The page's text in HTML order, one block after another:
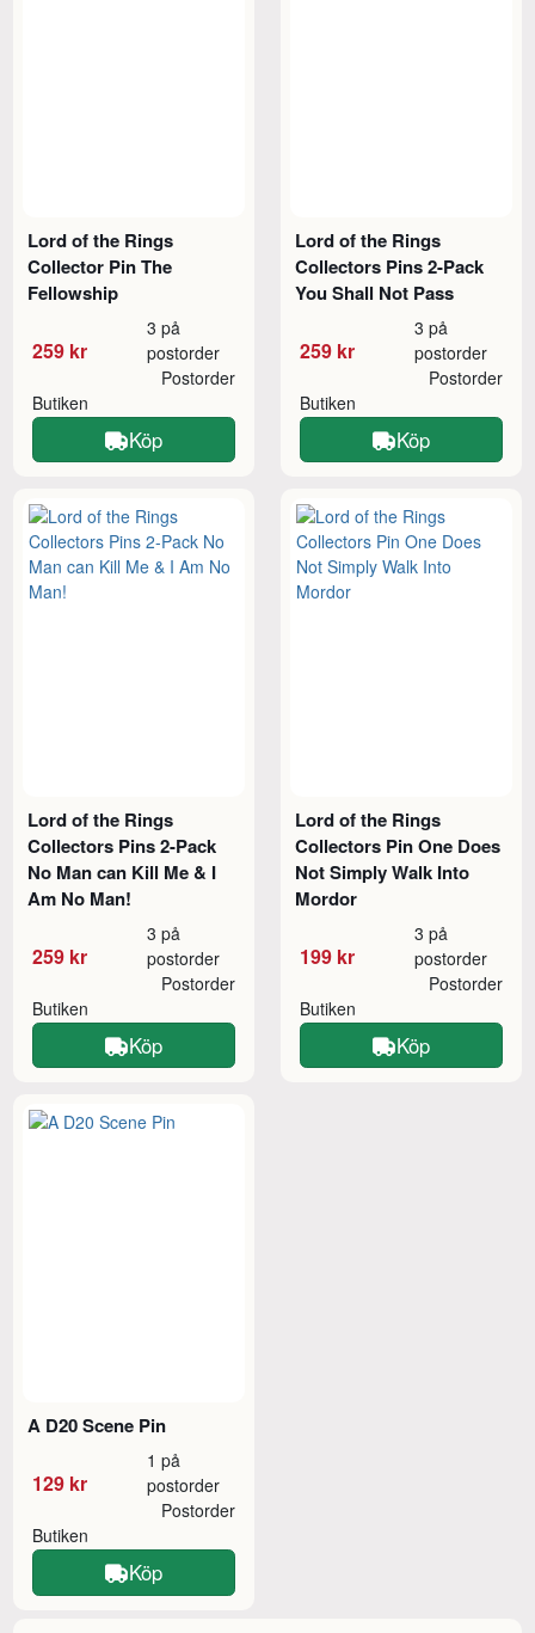
Lord of the Rings
Collector Pin The
Fellowship
259 kr
3 på
postorder
Butiken
Postorder
Köp
Lord of the Rings
Collectors Pins 2-Pack
You Shall Not Pass
259 kr
3 på
postorder
Butiken
Postorder
Köp
Lord of the Rings
Collectors Pins 2-Pack
No Man can Kill Me & I
Am No Man!
259 kr
3 på
postorder
Butiken
Postorder
Köp
Lord of the Rings
Collectors Pin One Does
Not Simply Walk Into
Mordor
199 kr
3 på
postorder
Butiken
Postorder
Köp
A D20 Scene Pin
129 kr
1 på
postorder
Butiken
Postorder
Köp